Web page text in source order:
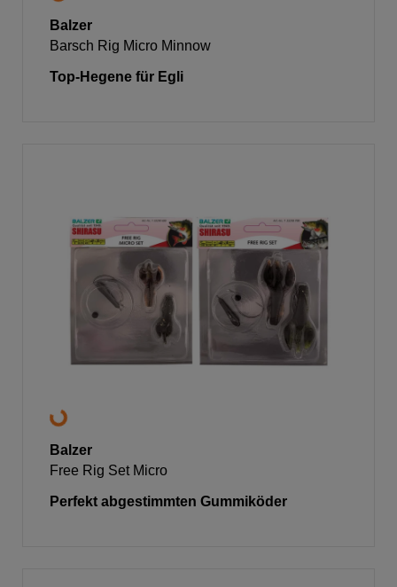
Balzer
Barsch Rig Micro Minnow
Top-Hegene für Egli
Balzer
Free Rig Set Micro
Perfekt abgestimmten Gummiköder